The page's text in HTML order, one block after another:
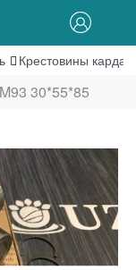
Крестовины
30*55*85